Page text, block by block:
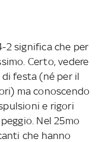
2 significa che per
Certo, vedere
festa (né per il
ma conoscendo
e rigori
Nel 25mo
che hanno